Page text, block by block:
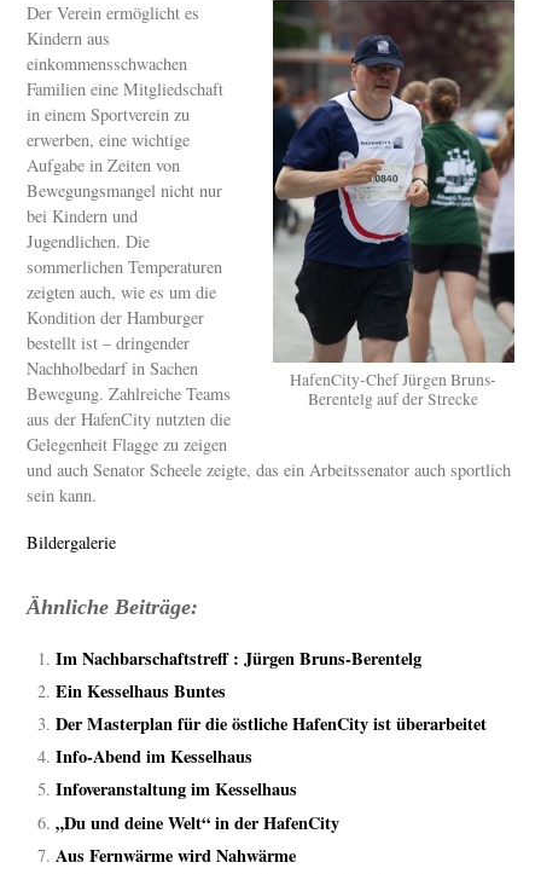
HafenCity-Chef Jürgen Bruns-
Berentelg auf der Strecke
Der Verein ermöglicht es
Kindern aus
einkommensschwachen
Familien eine Mitgliedschaft
in einem Sportverein zu
erwerben, eine wichtige
Aufgabe in Zeiten von
Bewegungsmangel nicht nur
bei Kindern und
Jugendlichen. Die
sommerlichen Temperaturen
zeigten auch, wie es um die
Kondition der Hamburger
bestellt ist – dringender
Nachholbedarf in Sachen
Bewegung. Zahlreiche Teams
aus der HafenCity nutzten die
Gelegenheit Flagge zu zeigen
und auch Senator Scheele zeigte, das ein Arbeitssenator auch sportlich
sein kann.
Bildergalerie
Ähnliche Beiträge:
Im Nachbarschaftstreff : Jürgen Bruns-Berentelg
Ein Kesselhaus Buntes
Der Masterplan für die östliche HafenCity ist überarbeitet
Info-Abend im Kesselhaus
Infoveranstaltung im Kesselhaus
„Du und deine Welt“ in der HafenCity
Aus Fernwärme wird Nahwärme